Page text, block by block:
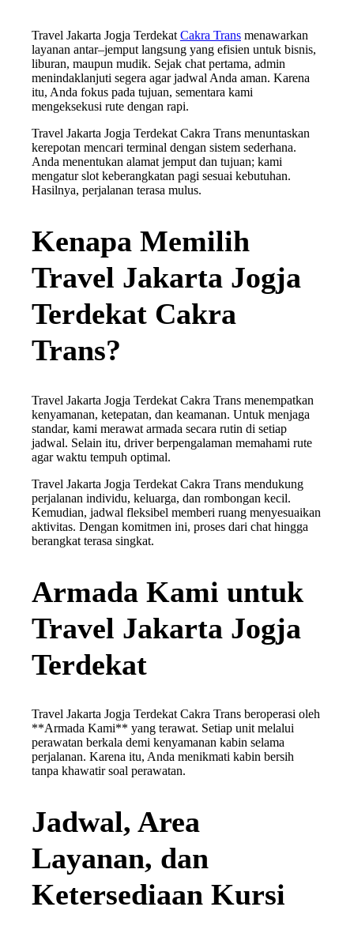
Travel Jakarta Jogja Terdekat Cakra Trans menawarkan
layanan antar–jemput langsung yang efisien untuk bisnis,
liburan, maupun mudik. Sejak chat pertama, admin
menindaklanjuti segera agar jadwal Anda aman. Karena
itu, Anda fokus pada tujuan, sementara kami
mengeksekusi rute dengan rapi.
Travel Jakarta Jogja Terdekat Cakra Trans menuntaskan
kerepotan mencari terminal dengan sistem sederhana.
Anda menentukan alamat jemput dan tujuan; kami
mengatur slot keberangkatan pagi sesuai kebutuhan.
Hasilnya, perjalanan terasa mulus.
Kenapa Memilih
Travel Jakarta Jogja
Terdekat Cakra
Trans?
Travel Jakarta Jogja Terdekat Cakra Trans menempatkan
kenyamanan, ketepatan, dan keamanan. Untuk menjaga
standar, kami merawat armada secara rutin di setiap
jadwal. Selain itu, driver berpengalaman memahami rute
agar waktu tempuh optimal.
Travel Jakarta Jogja Terdekat Cakra Trans mendukung
perjalanan individu, keluarga, dan rombongan kecil.
Kemudian, jadwal fleksibel memberi ruang menyesuaikan
aktivitas. Dengan komitmen ini, proses dari chat hingga
berangkat terasa singkat.
Armada Kami untuk
Travel Jakarta Jogja
Terdekat
Travel Jakarta Jogja Terdekat Cakra Trans beroperasi oleh
**Armada Kami** yang terawat. Setiap unit melalui
perawatan berkala demi kenyamanan kabin selama
perjalanan. Karena itu, Anda menikmati kabin bersih
tanpa khawatir soal perawatan.
Jadwal, Area
Layanan, dan
Ketersediaan Kursi